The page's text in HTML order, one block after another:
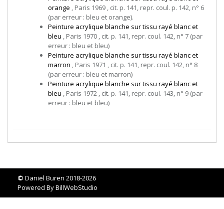
orange , Paris 1969 , cit. p. 141, repr. coul. p. 142, n° 6
(par erreur : bleu et orange).
Peinture acrylique blanche sur tissu rayé blanc et
bleu , Paris 1970 , cit. p. 141, repr. coul. 142, n° 7 (par
erreur : bleu et bleu)
Peinture acrylique blanche sur tissu rayé blanc et
marron , Paris 1971 , cit. p. 141, repr. coul. 142, n° 8
(par erreur : bleu et marron)
Peinture acrylique blanche sur tissu rayé blanc et
bleu , Paris 1972 , cit. p. 141, repr. coul. 143, n° 9 (par
erreur : bleu et bleu)
© Daniel Buren 2018-2026
Powered ByBillWebStudio